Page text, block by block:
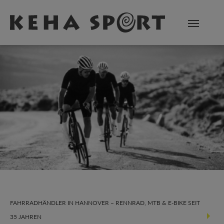
FAHRRADHÄNDLER IN HANNOVER – RENNRAD, MTB & E-BIKE SEIT
35 JAHREN